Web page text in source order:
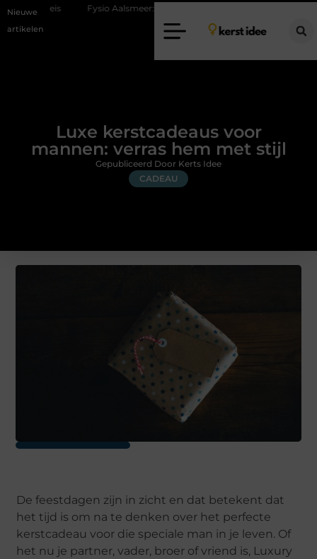
Nieuwe
artikelen
Fysio Aalsmeer: professionele hulp bij pijn en bewegingsklachten
Luxe kerstcadeaus voor
mannen: verras hem met stijl
CADEAU
Gepubliceerd Door Kerts Idee
De feestdagen zijn in zicht en dat betekent dat
het tijd is om na te denken over het perfecte
kerstcadeau voor die speciale man in je leven. Of
het nu je partner, vader, broer of vriend is, Luxury